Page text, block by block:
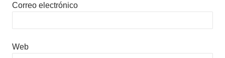
Correo electrónico
Web